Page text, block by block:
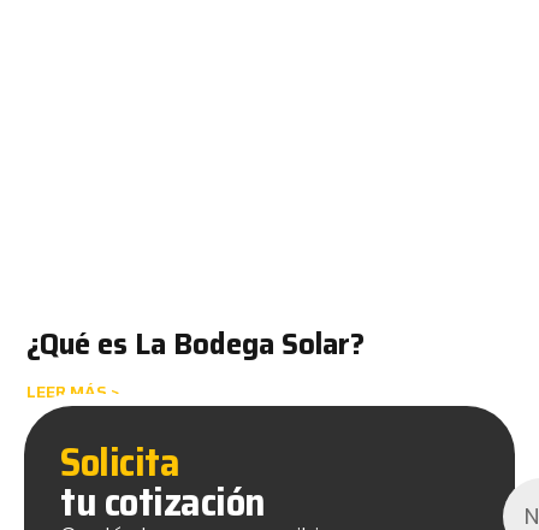
¿Qué es La Bodega Solar?
LEER MÁS >
Solicita
tu cotización